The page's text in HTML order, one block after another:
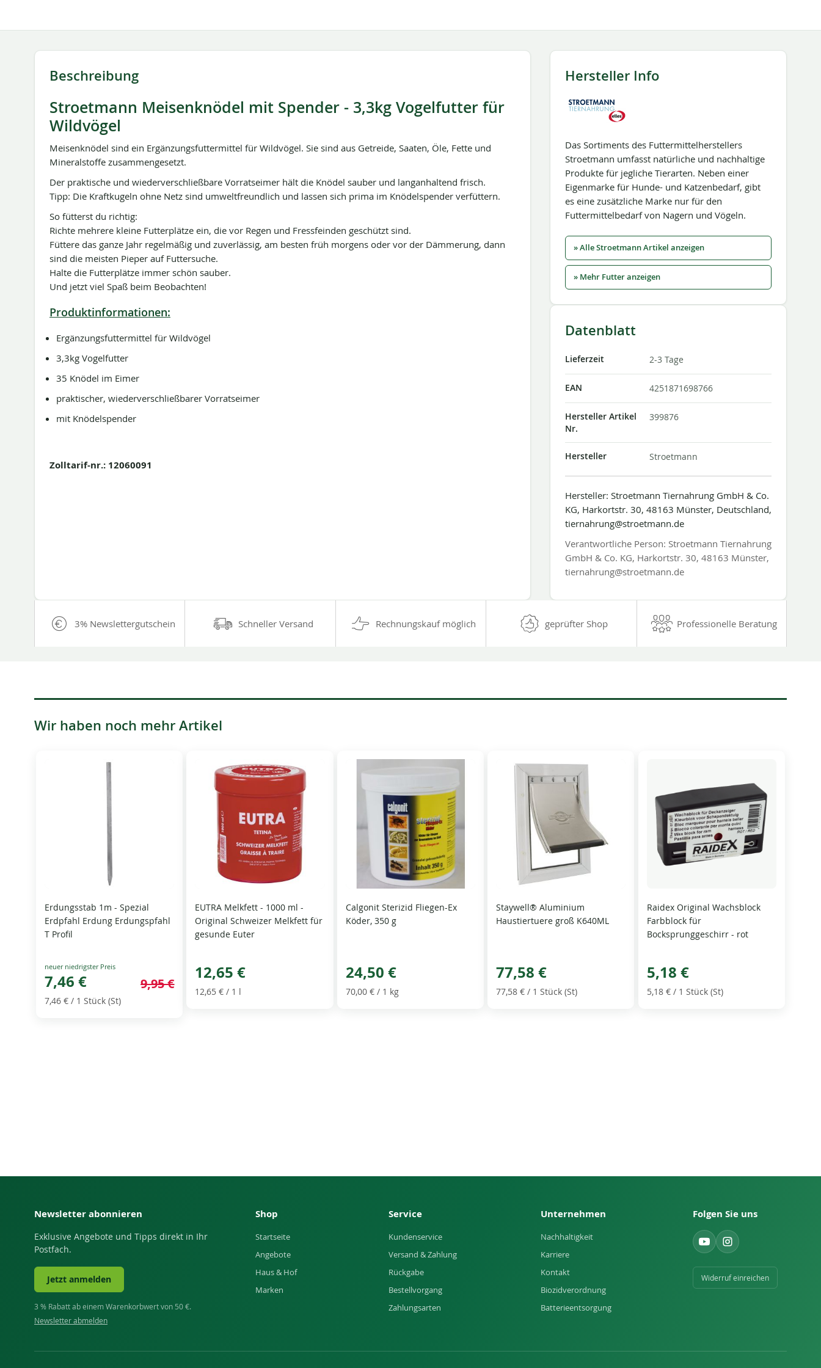
Beschreibung
Stroetmann Meisenknödel mit Spender - 3,3kg Vogelfutter für
Wildvögel
Meisenknödel sind ein Ergänzungsfuttermittel für Wildvögel. Sie sind aus Getreide, Saaten, Öle, Fette und
Mineralstoffe zusammengesetzt.
Der praktische und wiederverschließbare Vorratseimer hält die Knödel sauber und langanhaltend frisch.
Tipp: Die Kraftkugeln ohne Netz sind umweltfreundlich und lassen sich prima im Knödelspender verfüttern.
So fütterst du richtig:
Richte mehrere kleine Futterplätze ein, die vor Regen und Fressfeinden geschützt sind.
Füttere das ganze Jahr regelmäßig und zuverlässig, am besten früh morgens oder vor der Dämmerung, dann
sind die meisten Pieper auf Futtersuche.
Halte die Futterplätze immer schön sauber.
Und jetzt viel Spaß beim Beobachten!
Produktinformationen:
Ergänzungsfuttermittel für Wildvögel
3,3kg Vogelfutter
35 Knödel im Eimer
praktischer, wiederverschließbarer Vorratseimer
mit Knödelspender
Zolltarif-nr.: 12060091
Hersteller Info
Das Sortiments des Futtermittelherstellers
Stroetmann umfasst natürliche und nachhaltige
Produkte für jegliche Tierarten. Neben einer
Eigenmarke für Hunde- und Katzenbedarf, gibt
es eine zusätzliche Marke nur für den
Futtermittelbedarf von Nagern und Vögeln.
» Alle Stroetmann Artikel anzeigen
» Mehr Futter anzeigen
Datenblatt
Lieferzeit 2-3 Tage
EAN 4251871698766
Hersteller Artikel
Nr.
399876
Hersteller Stroetmann
Hersteller: Stroetmann Tiernahrung GmbH & Co.
KG, Harkortstr. 30, 48163 Münster, Deutschland,
tiernahrung@stroetmann.de
Verantwortliche Person: Stroetmann Tiernahrung
GmbH & Co. KG, Harkortstr. 30, 48163 Münster,
tiernahrung@stroetmann.de
3% Newslettergutschein Schneller Versand Rechnungskauf möglich geprüfter Shop Professionelle Beratung
Wir haben noch mehr Artikel
Erdungsstab 1m - Spezial
Erdpfahl Erdung Erdungspfahl
T Profil
Special
Price
7,46 € 9,95 €
7,46 € / 1 Stück (St)
EUTRA Melkfett - 1000 ml -
Original Schweizer Melkfett für
gesunde Euter
12,65 €
12,65 € / 1 l
Calgonit Sterizid Fliegen-Ex
Köder, 350 g
24,50 €
70,00 €/ 1 kg
Staywell® Aluminium
Haustiertuere groß K640ML
77,58 €
77,58 € / 1 Stück (St)
Raidex Original Wachsblock
Farbblock für
Bocksprunggeschirr - rot
5,18 €
5,18 €/ 1 Stück (St)
Newsletter abonnieren
Exklusive Angebote und Tipps direkt in Ihr
Postfach.
Jetzt anmelden
3 % Rabatt ab einem Warenkorbwert von 50 €.
Newsletter abmelden
Shop
Startseite
Angebote
Haus & Hof
Marken
Service
Kundenservice
Versand & Zahlung
Rückgabe
Bestellvorgang
Zahlungsarten
Unternehmen
Nachhaltigkeit
Karriere
Kontakt
Biozidverordnung
Batterieentsorgung
Folgen Sie uns
Widerruf einreichen